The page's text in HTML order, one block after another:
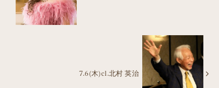
7.6(木)cl.北村 英治